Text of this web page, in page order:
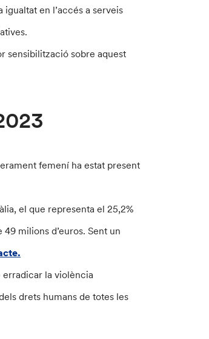
en l’accés a serveis
sensibilització sobre aquest
femení ha estat present
el que representa el 25,2%
milions d’euros. Sent un
erradicar la violència
drets humans de totes les